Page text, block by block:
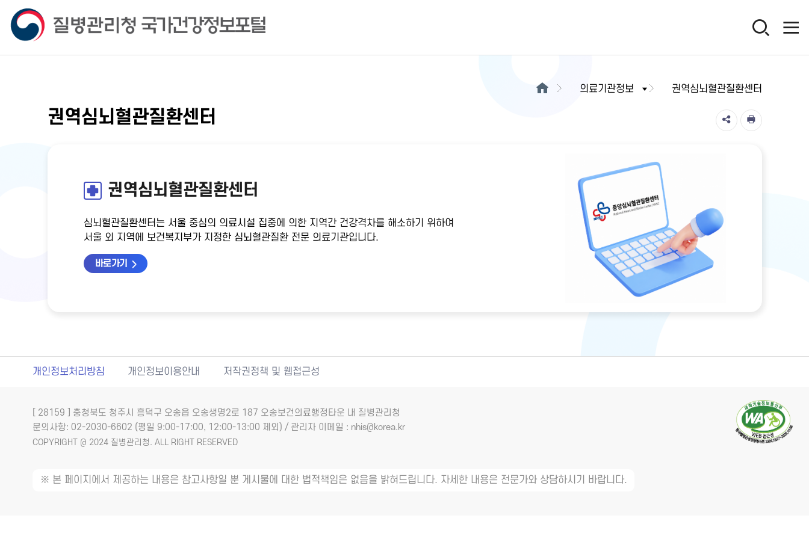
의료기관정보 권역심뇌혈관질환센터
권역심뇌혈관질환센터
권역심뇌혈관질환센터
심뇌혈관질환센터는 서울 중심의 의료시설 집중에 의한 지역간 건강격차를 해소하기 위하여
서울 외 지역에 보건복지부가 지정한 심뇌혈관질환 전문 의료기관입니다.
바로가기
개인정보처리방침 개인정보이용안내 저작권정책 및 웹접근성
[ 28159 ] 충청북도 청주시 흥덕구 오송읍 오송생명2로 187 오송보건의료행정타운 내 질병관리청
문의사항: 02-2030-6602 (평일 9:00-17:00, 12:00-13:00 제외) / 관리자 이메일 : nhis@korea.kr
COPYRIGHT @ 2024 질병관리청. ALL RIGHT RESERVED
※ 본 페이지에서 제공하는 내용은 참고사항일 뿐 게시물에 대한 법적책임은 없음을 밝혀드립니다. 자세한 내용은 전문가와 상담하시기 바랍니다.